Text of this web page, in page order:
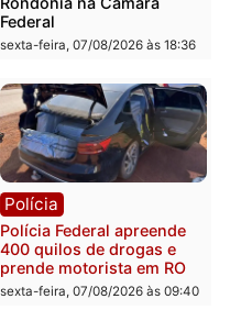
ler...
Política
Eleições 2026: Pastor
Evanildo pode ser o
primeiro pastor de
Rondônia na Câmara
Federal